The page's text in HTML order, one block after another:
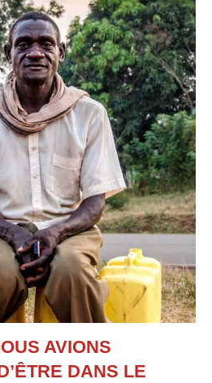
AVIONS
DANS LE